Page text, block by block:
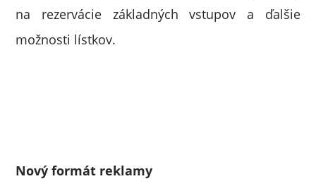
na rezervácie základných vstupov a ďalšie
možnosti lístkov.
Nový formát reklamy